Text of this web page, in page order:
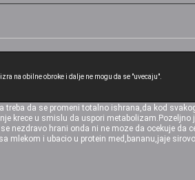
na obilne obroke i dalje ne mogu da se "uvecaju".
da se promeni totalno ishrana,da kod
krece u smislu da uspori
nezdravo hrani onda ni ne moze da ocekuje da
mlekom i ubacio u protein med,bananu,jaje